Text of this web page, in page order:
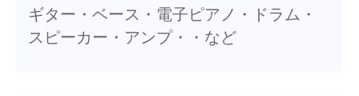
ギター・ベース・電子ピアノ・ドラム・
スピーカー・アンプ・・など